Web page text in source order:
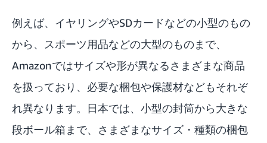
例えば、イヤリングやSDカードなどの小型のもの
から、スポーツ用品などの大型のものまで、
Amazonではサイズや形が異なるさまざまな商品
を扱っており、必要な梱包や保護材などもそれぞ
れ異なります。日本では、小型の封筒から大きな
段ボール箱まで、さまざまなサイズ・種類の梱包